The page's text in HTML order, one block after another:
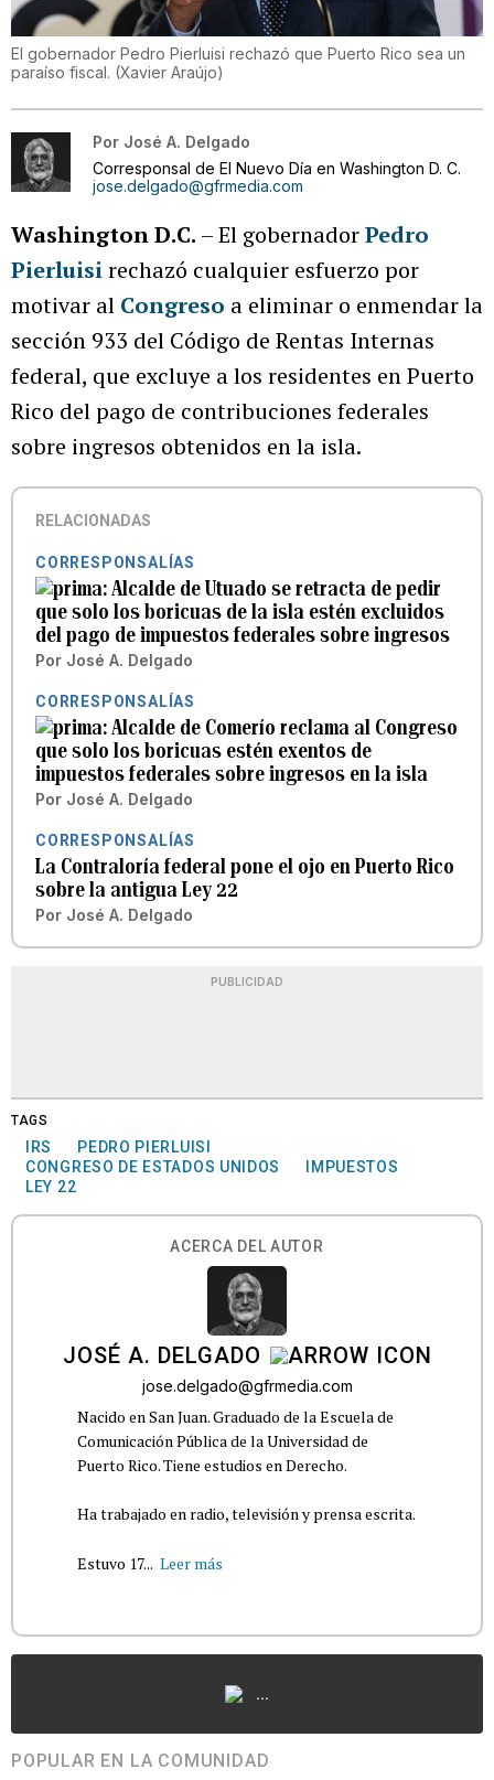
El gobernador Pedro Pierluisi rechazó que Puerto Rico sea un
paraíso fiscal. (Xavier Araújo)
Por José A. Delgado
Corresponsal de El Nuevo Día en Washington D. C.
jose.delgado@gfrmedia.com
Washington D.C. – El gobernadorPedro
Pierluisirechazó cualquier esfuerzo por
motivar al Congreso a eliminar o enmendar la
sección 933 del Código de Rentas Internas
federal, que excluye a los residentes en Puerto
Rico del pago de contribuciones federales
sobre ingresos obtenidos en la isla.
RELACIONADAS
CORRESPONSALÍAS
Alcalde de Utuado se retracta de pedir
que solo los boricuas de la isla estén excluidos
del pago de impuestos federales sobre ingresos
Por José A. Delgado
CORRESPONSALÍAS
Alcalde de Comerío reclama al Congreso
que solo los boricuas estén exentos de
impuestos federales sobre ingresos en la isla
Por José A. Delgado
CORRESPONSALÍAS
La Contraloría federal pone el ojo en Puerto Rico
sobre la antigua Ley 22
Por José A. Delgado
PUBLICIDAD
TAGS
IRS
PEDRO PIERLUISI
CONGRESO DE ESTADOS UNIDOS
IMPUESTOS
LEY 22
ACERCA DEL AUTOR
JOSÉ A. DELGADO
jose.delgado@gfrmedia.com
Nacido en San Juan. Graduado de la Escuela de
Comunicación Pública de la Universidad de
Puerto Rico. Tiene estudios en Derecho.
Ha trabajado en radio, televisión y prensa escrita.
Estuvo 17... Leer más
...
POPULAR EN LA COMUNIDAD